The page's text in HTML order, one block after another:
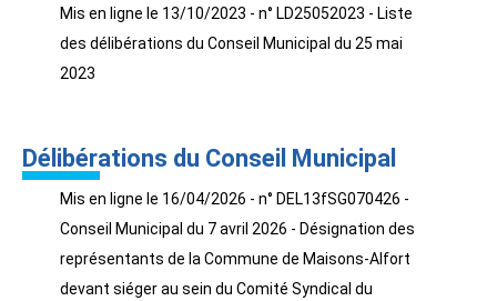
Mis en ligne le 13/10/2023 - n° LD25052023 - Liste
des délibérations du Conseil Municipal du 25 mai
2023
Délibérations du Conseil Municipal
Mis en ligne le 16/04/2026 - n° DEL13fSG070426 -
Conseil Municipal du 7 avril 2026 - Désignation des
représentants de la Commune de Maisons-Alfort
devant siéger au sein du Comité Syndical du